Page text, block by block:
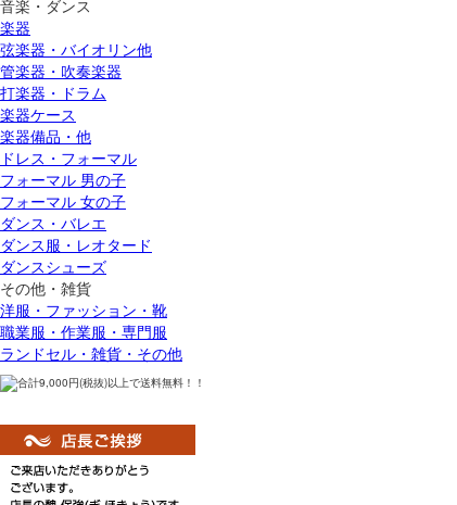
音楽・ダンス
楽器
弦楽器・バイオリン他
管楽器・吹奏楽器
打楽器・ドラム
楽器ケース
楽器備品・他
ドレス・フォーマル
フォーマル 男の子
フォーマル 女の子
ダンス・バレエ
ダンス服・レオタード
ダンスシューズ
その他・雑貨
洋服・ファッション・靴
職業服・作業服・専門服
ランドセル・雑貨・その他